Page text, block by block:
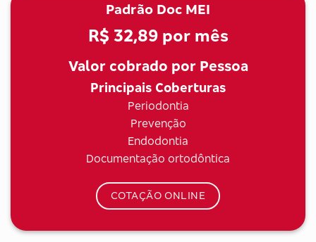
Padrão Doc MEI
R$ 32,89por mês
Valor cobrado por Pessoa
Principais Coberturas
Periodontia
Prevenção
Endodontia
Documentação ortodôntica
COTAÇÃO ONLINE